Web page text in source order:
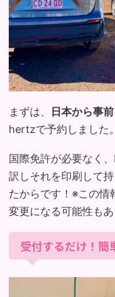
まずは、 日本から事
hertzで予約しました。
国際免許が必要なく
訳しそれを印刷して
たからです！※この情
変更になる可能性もあ
受付するだけ！簡